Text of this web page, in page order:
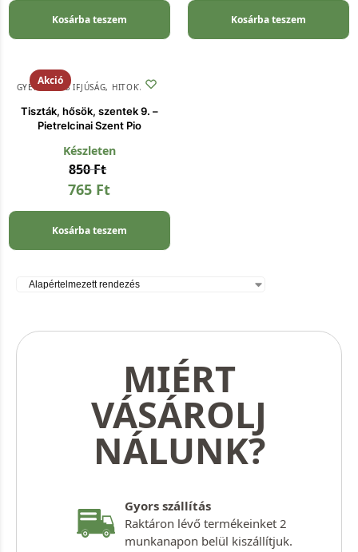
Kosárba teszem Kosárba teszem
Akció
GYERMEK ÉS IFJÚSÁG, HITOKTATÁS
Tiszták, hősök, szentek 9. –
Pietrelcinai Szent Pio
Készleten
850Ft
765 Ft
Kosárba teszem
MIÉRT
VÁSÁROLJ
NÁLUNK?
Gyors szállítás
Raktáron lévő termékeinket 2
munkanapon belül kiszállítjuk.